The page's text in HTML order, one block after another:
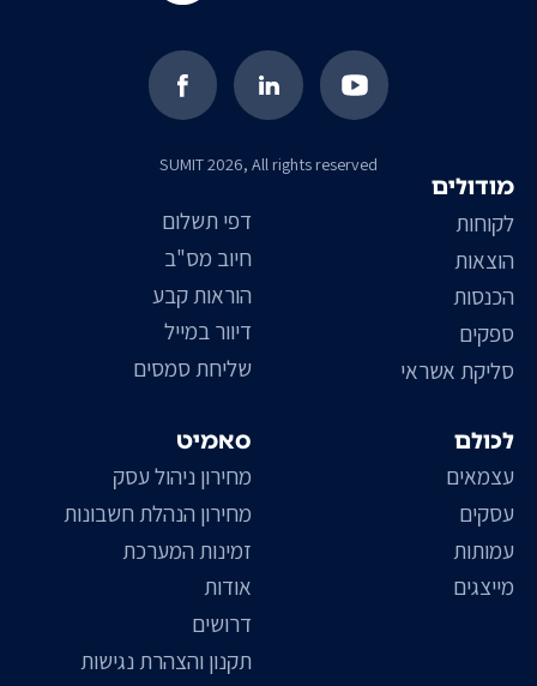
SUMIT 2026, All rights reserved
סאמיט
מחירון ניהול עסק
מחירון הנהלת חשבונות
זמינות המערכת
אודות
דרושים
תקנון והצהרת נגישות
דפי תשלום
חיוב מס"ב
הוראות קבע
דיוור במייל
שליחת סמסים
מודולים
לקוחות
הוצאות
הכנסות
ספקים
סליקת אשראי
לכולם
עצמאים
עסקים
עמותות
מייצגים